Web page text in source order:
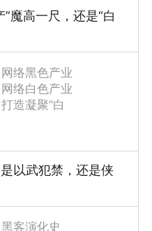
魔高一尺，还是“白
色产业
色产业
聚“白
以武犯禁，还是侠
化史